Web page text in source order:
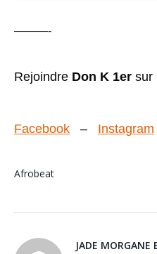
———-
Rejoindre Don K 1er sur
Facebook – Instagram
Afrobeat
JADE MORGANE